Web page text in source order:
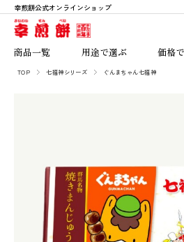
幸煎餅公式オンラインショップ
商品一覧
のれん百年
一枚焼
限定商品
用途で選ぶ
ご自宅用
価格
5,001円以上
商品一覧
用途で選ぶ
ご利用ガイド
よくあるご質問
お客様の声
店舗のご案内
TOP 七福神シリーズ ぐんまちゃん七福神